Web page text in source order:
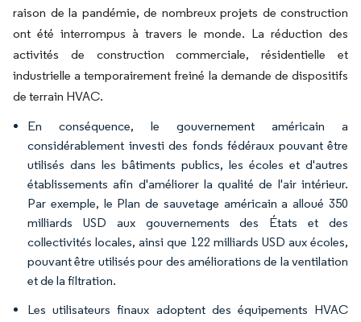
raison de la pandémie, de nombreux projets de construction
ont été interrompus à travers le monde. La réduction des
activités de construction commerciale, résidentielle et
industrielle a temporairement freiné la demande de dispositifs
de terrain HVAC.
En conséquence, le gouvernement américain a
considérablement investi des fonds fédéraux pouvant être
utilisés dans les bâtiments publics, les écoles et d'autres
établissements afin d'améliorer la qualité de l'air intérieur.
Par exemple, le Plan de sauvetage américain a alloué 350
milliards USD aux gouvernements des États et des
collectivités locales, ainsi que 122 milliards USD aux écoles,
pouvant être utilisés pour des améliorations de la ventilation
et de la filtration.
Les utilisateurs finaux adoptent des équipements HVAC